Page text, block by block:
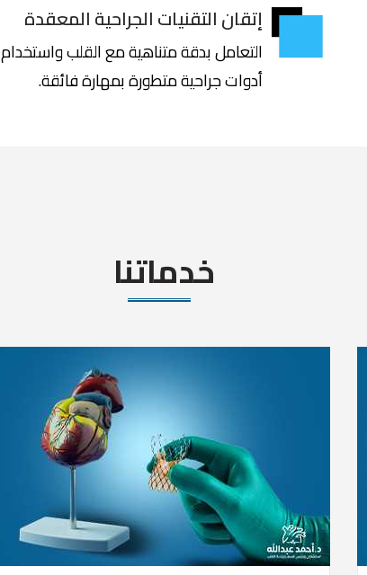
إتقان التقنيات الجراحية المعقدة
التعامل بدقة متناهية مع القلب واستخدام
أدوات جراحية متطورة بمهارة فائقة.
خدماتنا